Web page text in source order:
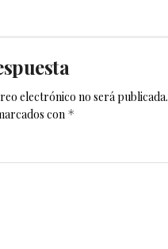
electrónico no será publicada.
con *